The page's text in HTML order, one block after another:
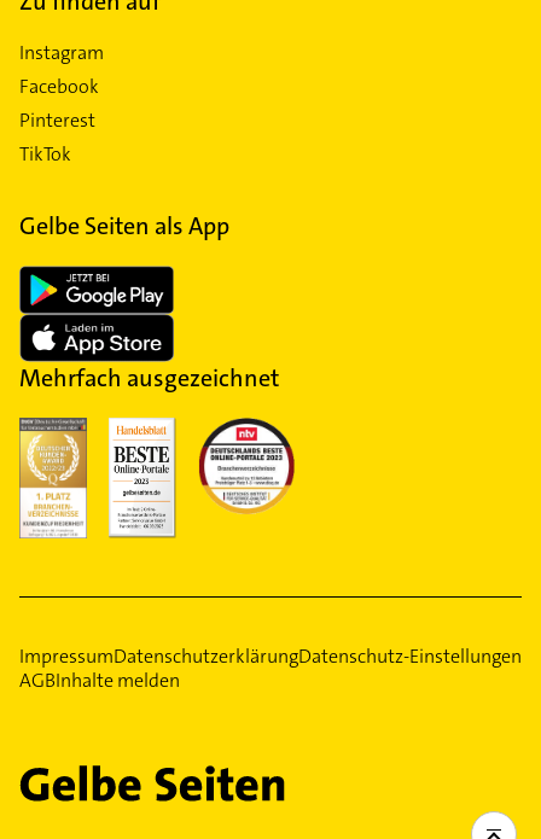
Instagram
Facebook
Pinterest
TikTok
Gelbe Seiten als App
Mehrfach ausgezeichnet
ImpressumDatenschutzerklärungDatenschutz-Einstellungen
AGBInhalte melden